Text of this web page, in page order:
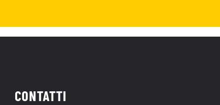
CONTATTI